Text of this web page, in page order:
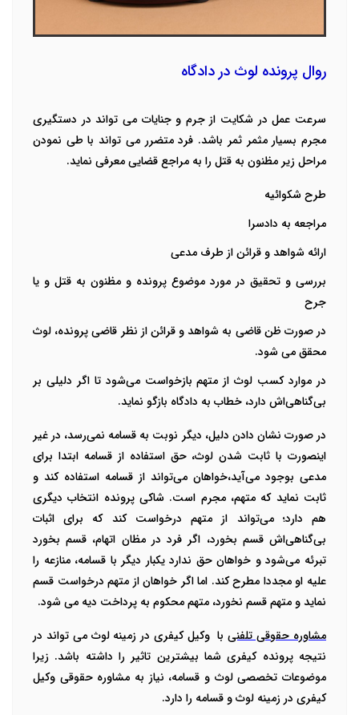
روال پرونده لوث در دادگاه
سرعت عمل در شکایت از جرم و جنایات می تواند در دستگیری
مجرم بسیار مثمر ثمر باشد. فرد متضرر می تواند با طی نمودن
مراحل زیر مظنون به قتل را به مراجع قضایی معرفی نماید.
طرح شکوائیه
مراجعه به دادسرا
ارائه شواهد و قرائن از طرف مدعی
بررسی و تحقیق در مورد موضوع پرونده و مظنون به قتل و یا
جرح
در صورت ظن قاضی به شواهد و قرائن از نظر قاضی پرونده، لوث
محقق می شود.
در موارد کسب لوث از متهم بازخواست می‌شود تا اگر دلیلی بر
بی‌گناهی‌اش دارد، خطاب به دادگاه بازگو نماید.
در صورت نشان دادن دلیل، دیگر نوبت به قسامه نمی‌رسد، در غیر
اینصورت با ثابت شدن لوث، حق استفاده از قسامه ابتدا برای
مدعی بوجود می‌آید،خواهان می‌تواند از قسامه استفاده کند و
ثابت نماید که متهم، مجرم است. شاکی پرونده انتخاب دیگری
هم دارد؛ می‌تواند از متهم درخواست کند که برای اثبات
بی‌گناهی‌اش قسم بخورد، اگر فرد در مظان اتهام، قسم بخورد
تبرئه می‌شود و خواهان حق ندارد یکبار دیگر با قسامه، منازعه را
علیه او مجددا مطرح کند. اما اگر خواهان از متهم درخواست قسم
نماید و متهم قسم نخورد، متهم محکوم به پرداخت دیه می شود.
مشاوره حقوقی تلفنیبا وکیل کیفری در زمینه لوث می تواند در
نتیجه پرونده کیفری شما بیشترین تاثیر را داشته باشد. زیرا
موضوعات تخصصی لوث و قسامه، نیاز به مشاوره حقوقی وکیل
کیفری در زمینه لوث و قسامه را دارد.